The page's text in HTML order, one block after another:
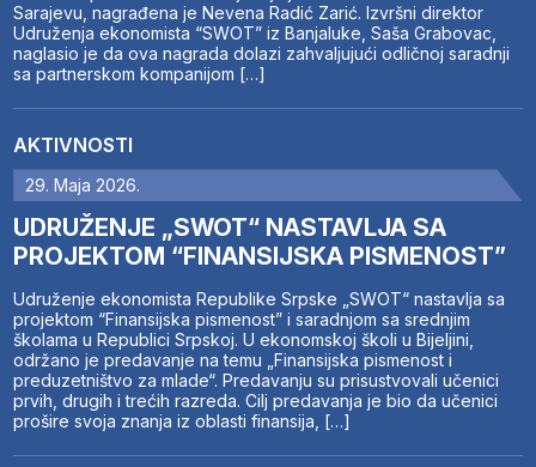
Sarajevu, nagrađena je Nevena Radić Zarić. Izvršni direktor
Udruženja ekonomista “SWOT” iz Banjaluke, Saša Grabovac,
naglasio je da ova nagrada dolazi zahvaljujući odličnoj saradnji
sa partnerskom kompanijom […]
AKTIVNOSTI
29. Maja 2026.
UDRUŽENJE „SWOT“ NASTAVLJA SA
PROJEKTOM “FINANSIJSKA PISMENOST”
Udruženje ekonomista Republike Srpske „SWOT“ nastavlja sa
projektom “Finansijska pismenost” i saradnjom sa srednjim
školama u Republici Srpskoj. U ekonomskoj školi u Bijeljini,
održano je predavanje na temu „Finansijska pismenost i
preduzetništvo za mlade“. Predavanju su prisustvovali učenici
prvih, drugih i trećih razreda. Cilj predavanja je bio da učenici
prošire svoja znanja iz oblasti finansija, […]